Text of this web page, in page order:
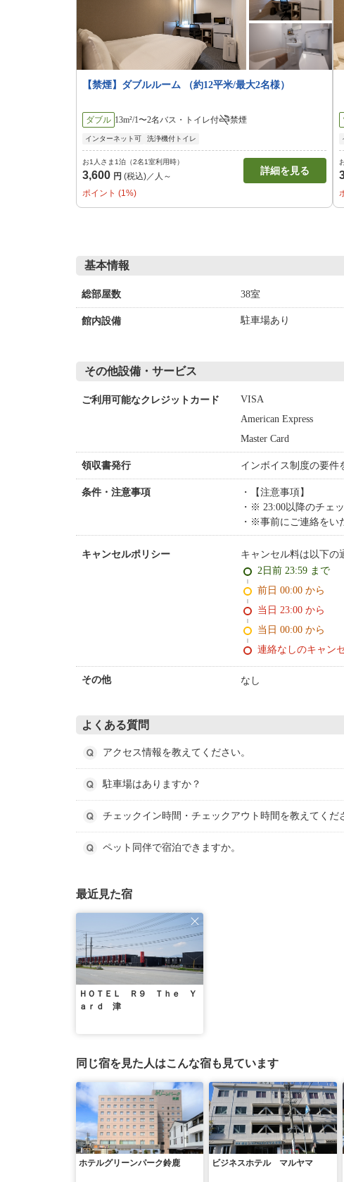
【禁煙】ダブルルーム （約12平米/最大2名様）
ダブル 13m²/1〜2名バス・トイレ付 禁煙
インターネット可 洗浄機付トイレ
お1人さま1泊（2名1室利用時）
3,600 円 (税込)／人～ 詳細を見る
ポイント (1%)
基本情報
総部屋数 38室
館内設備 駐車場あり
その他設備・サービス
ご利用可能なクレジットカード VISA
American Express
Master Card
領収書発行 インボイス制度の要件
条件・注意事項
【注意事項】
※ 23:00以降のチェ
※事前にご連絡をい
キャンセルポリシー キャンセル料は以下の
2日前 23:59 まで
前日 00:00 から
当日 23:00 から
当日 00:00 から
連絡なしのキャン
その他 なし
よくある質問
アクセス情報を教えてください。
駐車場はありますか？
チェックイン時間・チェックアウト時間を教えてくだ
ペット同伴で宿泊できますか。
最近見た宿
ＨＯＴＥＬ Ｒ９ Ｔｈｅ Ｙ
ａｒｄ 津
同じ宿を見た人はこんな宿も見ています
ホテルグリーンパーク鈴鹿 ビジネスホテル マルヤマ